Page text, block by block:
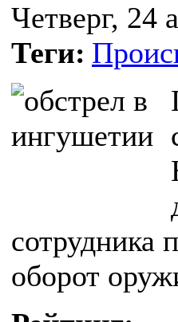
Четверг, 24
Теги:
сотрудника
оборот